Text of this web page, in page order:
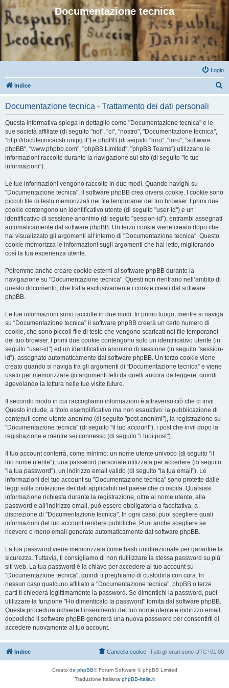
Documentazione tecnica
Login
Indice
Documentazione tecnica - Trattamento dei dati personali
Questa informativa spiega in dettaglio come "Documentazione tecnica" e le
sue società affiliate (di seguito "noi", "ci", "nostro", "Documentazione tecnica",
"http://docutecnicacsb.unipg.it") e phpBB (di seguito "loro", "loro", "software
phpBB", "www.phpbb.com", "phpBB Limited", "phpBB Teams") utilizzano le
informazioni raccolte durante la navigazione sul sito (di seguito "le tue
informazioni").
Le tue informazioni vengono raccolte in due modi. Quando navighi su
"Documentazione tecnica", il software phpBB crea diversi cookie. I cookie sono
piccoli file di testo memorizzati nei file temporanei del tuo browser. I primi due
cookie contengono un identificativo utente (di seguito "user-id") e un
identificativo di sessione anonimo (di seguito "session-id"), entrambi assegnati
automaticamente dal software phpBB. Un terzo cookie viene creato dopo che
hai visualizzato gli argomenti all’interno di "Documentazione tecnica". Questo
cookie memorizza le informazioni sugli argomenti che hai letto, migliorando
così la tua esperienza utente.
Potremmo anche creare cookie esterni al software phpBB durante la
navigazione su "Documentazione tecnica". Questi non rientrano nell’ambito di
questo documento, che tratta esclusivamente i cookie creati dal software
phpBB.
Le tue informazioni sono raccolte in due modi. In primo luogo, mentre si naviga
su “Documentazione tecnica” il software phpBB creerà un certo numero di
cookie, che sono piccoli file di testo che vengono scaricati nei file temporanei
del tuo browser. I primi due cookie contengono solo un identificativo utente (in
seguito “user-id”) ed un identificativo anonimo di sessione (in seguito “session-
id”), assegnato automaticamente dal software phpBB. Un terzo cookie viene
creato quando si naviga tra gli argomenti di “Documentazione tecnica” e viene
usato per memorizzare gli argomenti letti da quelli ancora da leggere, quindi
agevolando la lettura nelle tue visite future.
Il secondo modo in cui raccogliamo informazioni è attraverso ciò che ci invii.
Questo include, a titolo esemplificativo ma non esaustivo: la pubblicazione di
contenuti come utente anonimo (di seguito "post anonimi"), la registrazione su
"Documentazione tecnica" (di seguito "il tuo account"), i post che invii dopo la
registrazione e mentre sei connesso (di seguito "i tuoi post").
Il tuo account conterrà, come minimo: un nome utente univoco (di seguito "il
tuo nome utente"), una password personale utilizzata per accedere (di seguito
"la tua password"), un indirizzo email valido (di seguito "la tua email"). Le
informazioni del tuo account su "Documentazione tecnica" sono protette dalle
leggi sulla protezione dei dati applicabili nel paese che ci ospita. Qualsiasi
informazione richiesta durante la registrazione, oltre al nome utente, alla
password e all’indirizzo email, può essere obbligatoria o facoltativa, a
discrezione di "Documentazione tecnica". In ogni caso, puoi scegliere quali
informazioni del tuo account rendere pubbliche. Puoi anche scegliere se
ricevere o meno email generate automaticamente dal software phpBB.
La tua password viene memorizzata come hash unidirezionale per garantire la
sicurezza. Tuttavia, ti consigliamo di non riutilizzare la stessa password su più
siti web. La tua password è la chiave per accedere al tuo account su
"Documentazione tecnica", quindi ti preghiamo di custodirla con cura. In
nessun caso qualcuno affiliato a "Documentazione tecnica", phpBB o terze
parti ti chiederà legittimamente la password. Se dimentichi la password, puoi
utilizzare la funzione "Ho dimenticato la password" fornita dal software phpBB.
Questa procedura richiede l’inserimento del tuo nome utente e indirizzo email,
dopodiché il software phpBB genererà una nuova password per consentirti di
accedere nuovamente al tuo account.
Indice Tutti gli orari sono UTC+01:00
Cancella cookie
Creato da phpBB® Forum Software © phpBB Limited
Traduzione Italiana phpBB-Italia.it